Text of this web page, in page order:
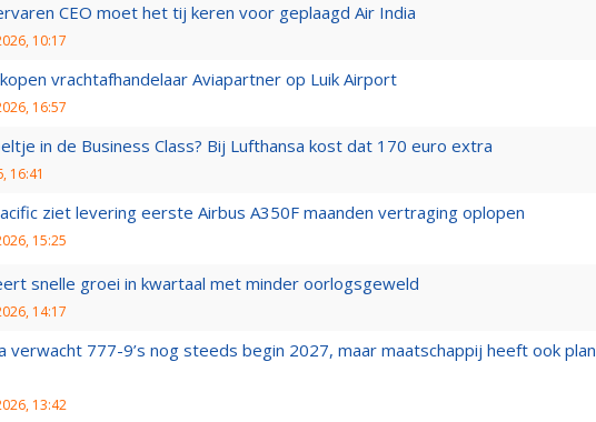
CEO moet het tij keren voor geplaagd Air India
10:17
kopen vrachtafhandelaar Aviapartner op Luik Airport
16:57
in de Business Class? Bij Lufthansa kost dat 170 euro extra
16:41
ziet levering eerste Airbus A350F maanden vertraging oplopen
15:25
snelle groei in kwartaal met minder oorlogsgeweld
14:17
verwacht 777-9’s nog steeds begin 2027, maar maatschappij heeft ook plan
13:42